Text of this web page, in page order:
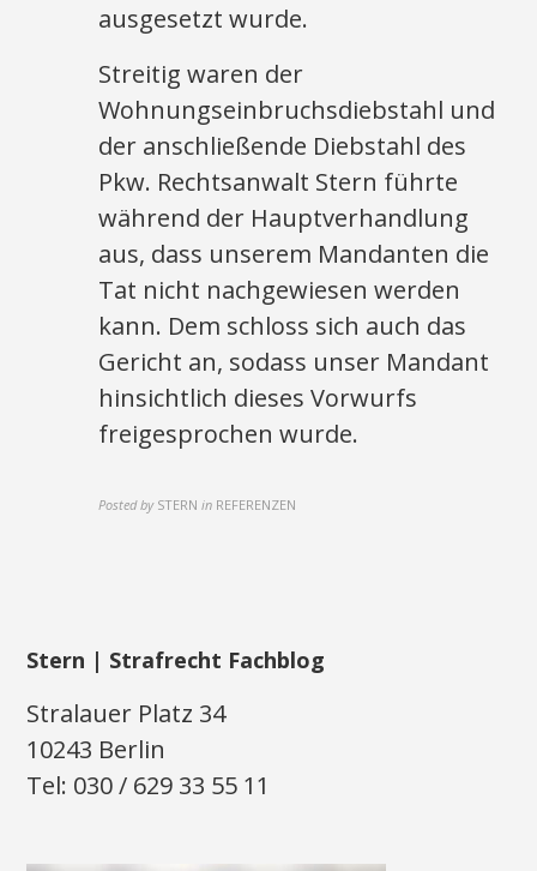
ausgesetzt wurde.
Streitig waren der
Wohnungseinbruchsdiebstahl und
der anschließende Diebstahl des
Pkw. Rechtsanwalt Stern führte
während der Hauptverhandlung
aus, dass unserem Mandanten die
Tat nicht nachgewiesen werden
kann. Dem schloss sich auch das
Gericht an, sodass unser Mandant
hinsichtlich dieses Vorwurfs
freigesprochen wurde.
Posted by STERN in REFERENZEN
Stern | Strafrecht Fachblog
Stralauer Platz 34
10243 Berlin
Tel: 030 / 629 33 55 11